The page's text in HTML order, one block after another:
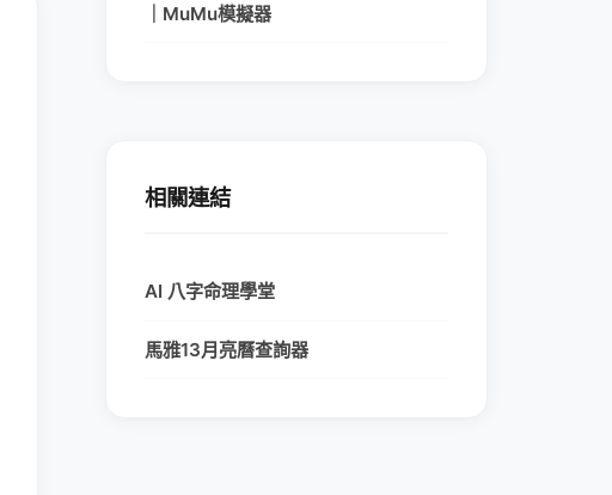
｜MuMu模擬器
相關連結
AI 八字命理學堂
馬雅13月亮曆查詢器